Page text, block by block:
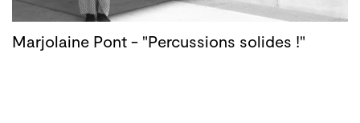
Marjolaine Pont - "Percussions solides !"